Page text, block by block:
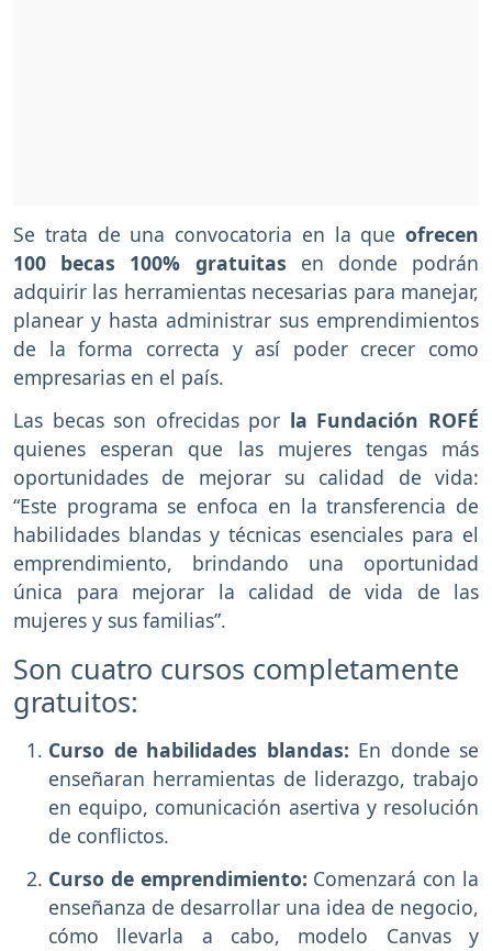
Se trata de una convocatoria en la que ofrecen
100 becas 100% gratuitas en donde podrán
adquirir las herramientas necesarias para manejar,
planear y hasta administrar sus emprendimientos
de la forma correcta y así poder crecer como
empresarias en el país.
Las becas son ofrecidas por la Fundación ROFÉ
quienes esperan que las mujeres tengas más
oportunidades de mejorar su calidad de vida:
“Este programa se enfoca en la transferencia de
habilidades blandas y técnicas esenciales para el
emprendimiento, brindando una oportunidad
única para mejorar la calidad de vida de las
mujeres y sus familias”.
Son cuatro cursos completamente
gratuitos:
Curso de habilidades blandas: En donde se
enseñaran herramientas de liderazgo, trabajo
en equipo, comunicación asertiva y resolución
de conflictos.
Curso de emprendimiento: Comenzará con la
enseñanza de desarrollar una idea de negocio,
cómo llevarla a cabo, modelo Canvas y